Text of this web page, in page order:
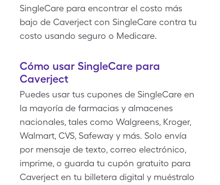
SingleCare para encontrar el costo más
bajo de Caverject con SingleCare contra tu
costo usando seguro o Medicare.
Cómo usar SingleCare para
Caverject
Puedes usar tus cupones de SingleCare en
la mayoría de farmacias y almacenes
nacionales, tales como Walgreens, Kroger,
Walmart, CVS, Safeway y más. Solo envía
por mensaje de texto, correo electrónico,
imprime, o guarda tu cupón gratuito para
Caverject en tu billetera digital y muéstralo